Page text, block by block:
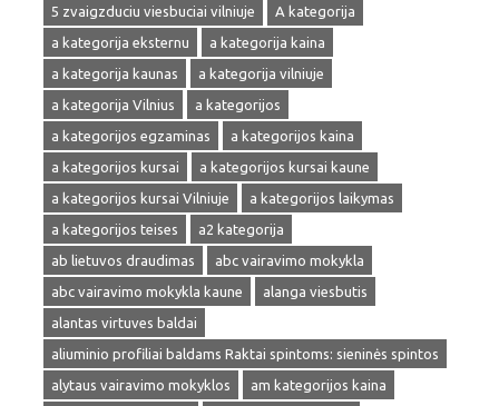
5 zvaigzduciu viesbuciai vilniuje
A kategorija
a kategorija eksternu
a kategorija kaina
a kategorija kaunas
a kategorija vilniuje
a kategorija Vilnius
a kategorijos
a kategorijos egzaminas
a kategorijos kaina
a kategorijos kursai
a kategorijos kursai kaune
a kategorijos kursai Vilniuje
a kategorijos laikymas
a kategorijos teises
a2 kategorija
ab lietuvos draudimas
abc vairavimo mokykla
abc vairavimo mokykla kaune
alanga viesbutis
alantas virtuves baldai
aliuminio profiliai baldams Raktai spintoms: sieninės spintos
alytaus vairavimo mokyklos
am kategorijos kaina